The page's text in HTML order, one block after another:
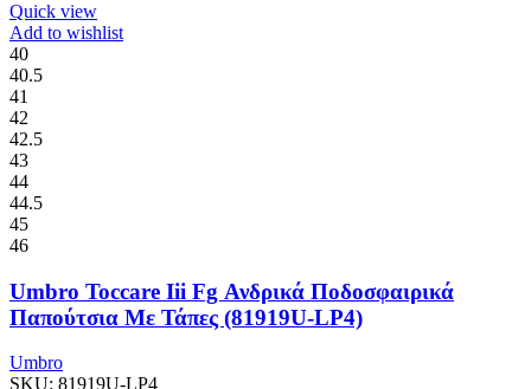
Quick view
Add to wishlist
40
40.5
41
42
42.5
43
44
44.5
45
46
Umbro Toccare Iii Fg Ανδρικά Ποδοσφαιρικά
Παπούτσια Με Τάπες (81919U-LP4)
Umbro
SKU: 81919U-LP4